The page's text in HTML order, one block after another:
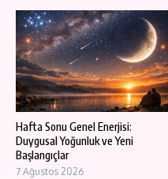
Hafta Sonu Genel Enerjisi:
Duygusal Yoğunluk ve Yeni
Başlangıçlar
7 Ağustos 2026